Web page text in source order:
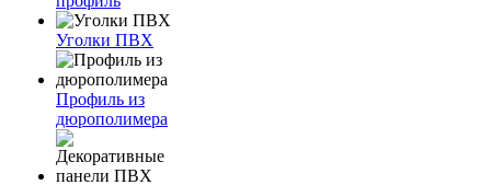
Уголки ПВХ
Профиль из
дюрополимера